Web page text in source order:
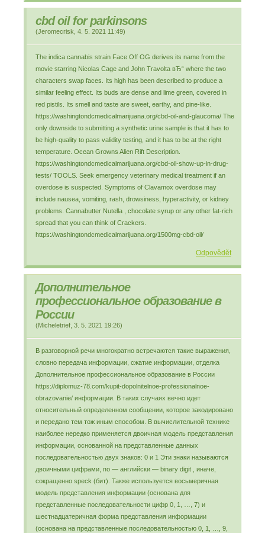
cbd oil for parkinsons
(Jeromecrisk 4. 5. 2021 11:49)
The indica cannabis strain Face Off OG derives its name from the
movie starring Nicolas Cage and John Travolta вЂ“ where the two
characters swap faces. Its high has been described to produce a
similar feeling effect. Its buds are dense and lime green, covered in
red pistils. Its smell and taste are sweet, earthy, and pine-like.
https://washingtondcmedicalmarijuana.org/cbd-oil-and-glaucoma/ The
only downside to submitting a synthetic urine sample is that it has to
be high-quality to pass validity testing, and it has to be at the right
temperature. Ocean Growns Alien Rift Description.
https://washingtondcmedicalmarijuana.org/cbd-oil-show-up-in-drug-
tests/ TOOLS. Seek emergency veterinary medical treatment if an
overdose is suspected. Symptoms of Clavamox overdose may
include nausea, vomiting, rash, drowsiness, hyperactivity, or kidney
problems. Cannabutter Nutella , chocolate syrup or any other fat-rich
spread that you can think of Crackers.
https://washingtondcmedicalmarijuana.org/1500mg-cbd-oil/
Odpovědět
Дополнительное
профессиональное образование в
России
(Micheletrief 3. 5. 2021 19:26)
В разговорной речи многократно встречаются такие выражения,
словно передача информации, сжатие информации, отделка
Дополнительное профессиональное образование в России
https://diplomuz-78.com/kupit-dopolnitelnoe-professionalnoe-
obrazovanie/ информации. В таких случаях вечно идет
относительный определенном сообщении, которое закодировано
и передано тем тож иным способом. В вычислительной технике
наиболее нередко применяется двоичная модель представления
информации, основанной на представленные данных
последовательностью двух знаков: 0 и 1 Эти знаки называются
двоичными цифрами, по — английски — binary digit , иначе,
сокращенно speck (бит). Также используется восьмеричная
модель представления информации (основана для
представленные последовательности цифр 0, 1, …, 7) и
шестнадцатеричная форма представления информации
(основана на представленные последовательностью 0, 1, …, 9,